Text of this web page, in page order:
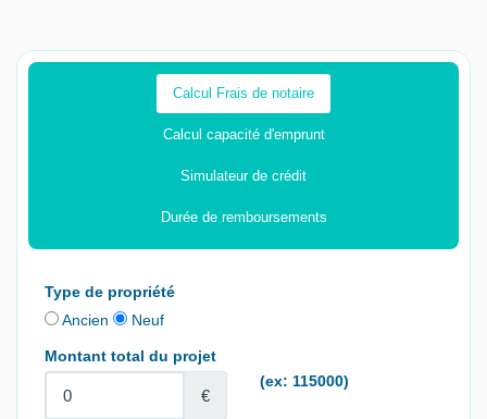
Calcul Frais de notaire
Calcul capacité d'emprunt
Simulateur de crédit
Durée de remboursements